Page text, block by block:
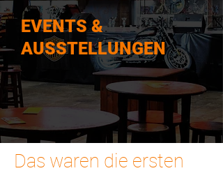
EVENTS &
AUSSTELLUNGEN
Das waren die ersten